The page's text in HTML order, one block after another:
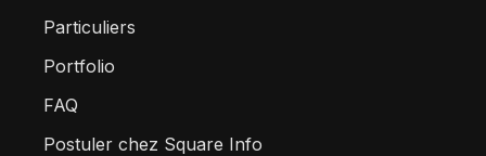
Particuliers
Portfolio
FAQ
Postuler chez Square Info